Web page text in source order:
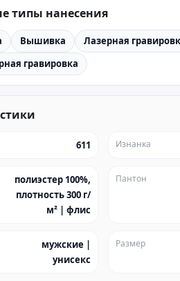
типы нанесения
Вышивка Лазерная
гравировка
611 Изнанка
полиэстер 100%,
плотность 300 г/
м² | флис
Пантон
мужские |
унисекс
Размер